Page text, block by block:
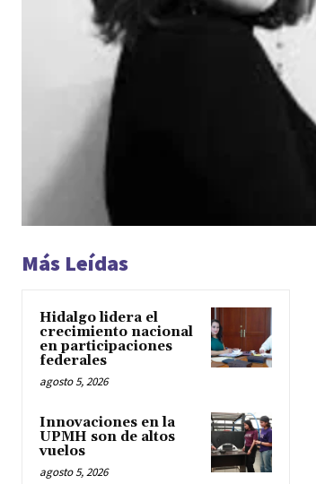
Más Leídas
Hidalgo lidera el
crecimiento nacional
en participaciones
federales
agosto 5, 2026
Innovaciones en la
UPMH son de altos
vuelos
agosto 5, 2026